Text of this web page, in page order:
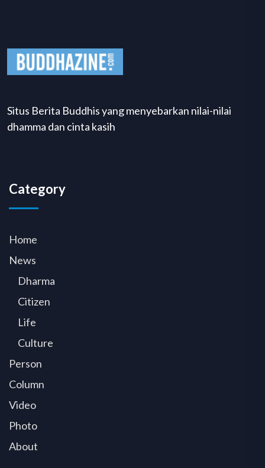
Situs Berita Buddhis yang menyebarkan nilai-nilai
dhamma dan cinta kasih
Category
Home
News
Dharma
Citizen
Life
Culture
Person
Column
Video
Photo
About